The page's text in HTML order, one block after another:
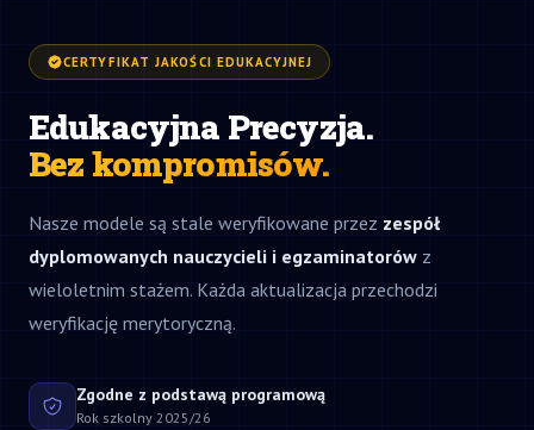
CERTYFIKAT JAKOŚCI EDUKACYJNEJ
Edukacyjna Precyzja.
Bez kompromisów.
Nasze modele są stale weryfikowane przez zespół
dyplomowanych nauczycieli i egzaminatorów z
wieloletnim stażem. Każda aktualizacja przechodzi
weryfikację merytoryczną.
Zgodne z podstawą programową
Rok szkolny 2025/26